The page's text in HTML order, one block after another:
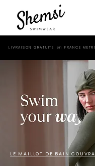
LIVRAISON GRATUITE en FRANCE
LE MAILLOT DE BAIN